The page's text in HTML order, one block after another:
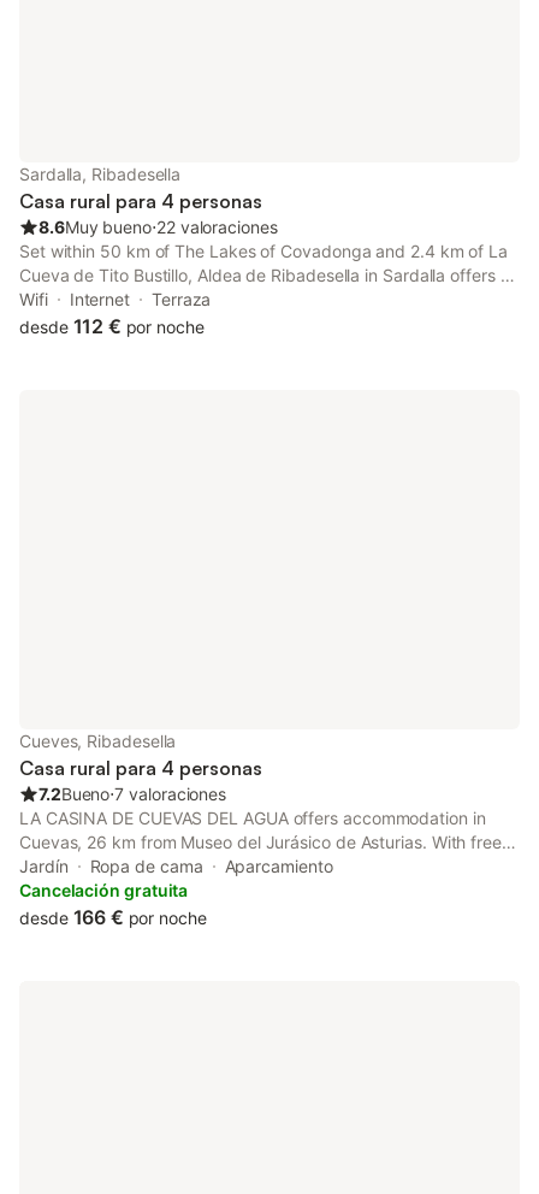
Sardalla, Ribadesella
Casa rural para 4 personas
8.6Muy bueno⋅22 valoraciones
Set within 50 km of The Lakes of Covadonga and 2.4 km of La
Cueva de Tito Bustillo, Aldea de Ribadesella in Sardalla offers a
garden and rooms with free WiFi.
Wifi Internet
Terraza
desde 112 € por noche
Cueves, Ribadesella
Casa rural para 4 personas
7.2Bueno⋅7 valoraciones
LA CASINA DE CUEVAS DEL AGUA offers accommodation in
Cuevas, 26 km from Museo del Jurásico de Asturias. With free
private parking, the property is 5.6 km from La Cueva de Tito
Bustillo and 15 km from Bufones de Pria.
Jardín Ropa de cama
Aparcamiento
Cancelación gratuita
desde 166 € por noche